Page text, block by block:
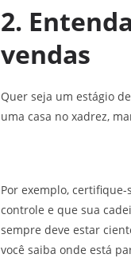
2.
vendas
Quer seja um estágio
uma casa no xadrez,
Por exemplo,
controle e que sua
sempre deve estar
você saiba onde está